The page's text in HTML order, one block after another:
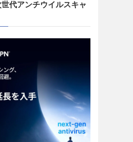
代アンチウイルスキャ